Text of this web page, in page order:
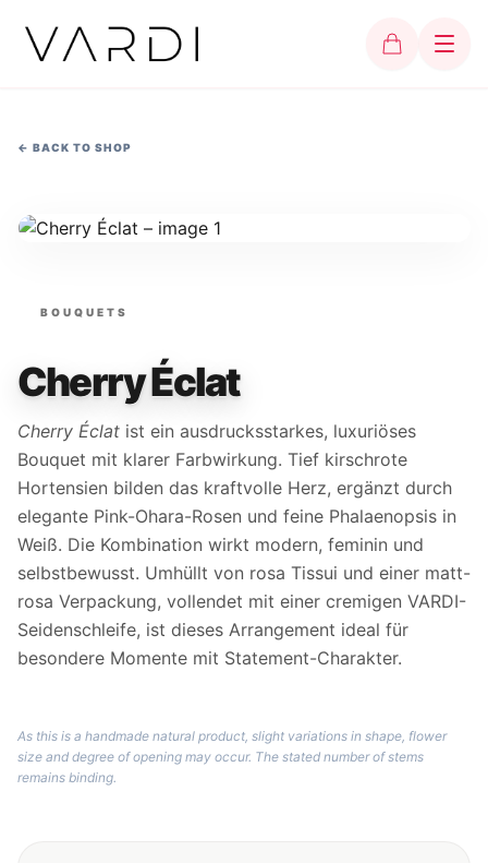
← BACK TO SHOP
BOUQUETS
Cherry Éclat
Cherry Éclat ist ein ausdrucksstarkes, luxuriöses
Bouquet mit klarer Farbwirkung. Tief kirschrote
Hortensien bilden das kraftvolle Herz, ergänzt durch
elegante Pink-Ohara-Rosen und feine Phalaenopsis in
Weiß. Die Kombination wirkt modern, feminin und
selbstbewusst. Umhüllt von rosa Tissui und einer matt-
rosa Verpackung, vollendet mit einer cremigen VARDI-
Seidenschleife, ist dieses Arrangement ideal für
besondere Momente mit Statement-Charakter.
As this is a handmade natural product, slight variations in shape, flower
size and degree of opening may occur. The stated number of stems
remains binding.